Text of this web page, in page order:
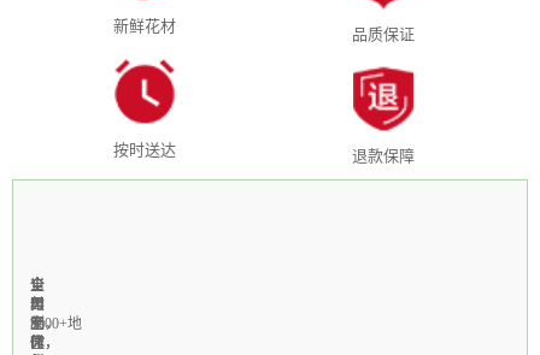
新鲜花材 品质保证
按时送达 退款保障
全
国
3000+地
区
1-
3
小
时
当
天
制
作，
全
年
无
休，
支
付
宝，
微